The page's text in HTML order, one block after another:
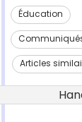
Éducation
Articles